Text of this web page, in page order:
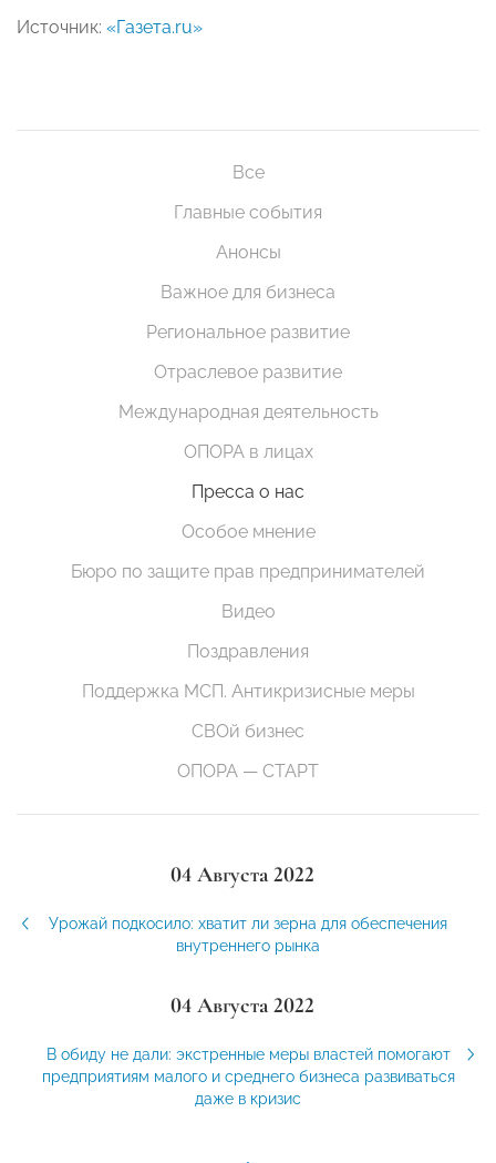
Источник: «Газета.ru»
Все
Главные события
Анонсы
Важное для бизнеса
Региональное развитие
Отраслевое развитие
Международная деятельность
ОПОРА в лицах
Пресса о нас
Особое мнение
Бюро по защите прав предпринимателей
Видео
Поздравления
Поддержка МСП. Антикризисные меры
СВОй бизнес
ОПОРА — СТАРТ
04 Августа 2022
Урожай подкосило: хватит ли зерна для обеспечения
внутреннего рынка
04 Августа 2022
В обиду не дали: экстренные меры властей помогают
предприятиям малого и среднего бизнеса развиваться
даже в кризис